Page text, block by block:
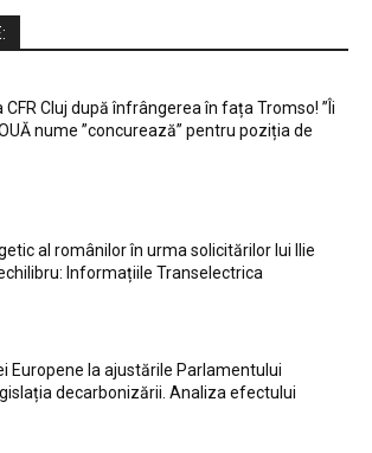
CFR Cluj după înfrângerea în fața Tromso! ”Îi
nume ”concurează” pentru poziția de
al românilor în urma solicitărilor lui Ilie
Informațiile Transelectrica
Europene la ajustările Parlamentului
decarbonizării. Analiza efectului